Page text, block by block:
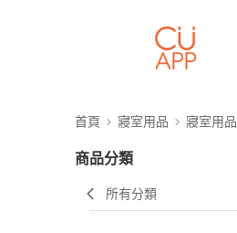
首頁 寢室用品 寢室用品
商品分類
所有分類